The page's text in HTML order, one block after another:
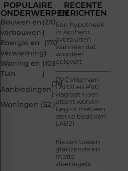
POPULAIRE
ONDERWERPEN
Bouwen en
verbouwen
(210
)
Energie en
verwarming
(170
)
Woning en
Tuin
(103
)
Aanbiedingen
(78
)
Woningen (52 )
RECENTE
BERICHTEN
Een hypotheek
in Arnhem
oversluiten
wanneer dat
voordeel
oplevert
PVC vloer van
LAB21 en PVC
visgraat vloer:
attent wonen
begint met een
sterke basis van
LAB21
Kiezen tussen
glanzende en
matte
vloertegels